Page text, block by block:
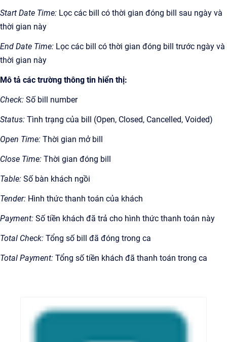
Start Date Time: Lọc các bill có thời gian đóng bill sau ngày và
thời gian này
End Date Time: Lọc các bill có thời gian đóng bill trước ngày và
thời gian này
Mô tả các trường thông tin hiển thị:
Check: Số bill number
Status: Tình trạng của bill (Open, Closed, Cancelled, Voided)
Open Time: Thời gian mở bill
Close Time: Thời gian đóng bill
Table: Số bàn khách ngồi
Tender: Hình thức thanh toán của khách
Payment: Số tiền khách đã trả cho hình thức thanh toán này
Total Check: Tổng số bill đã đóng trong ca
Total Payment: Tổng số tiền khách đã thanh toán trong ca